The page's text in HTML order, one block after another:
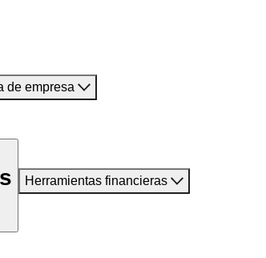
de empresa
Herramientas financieras